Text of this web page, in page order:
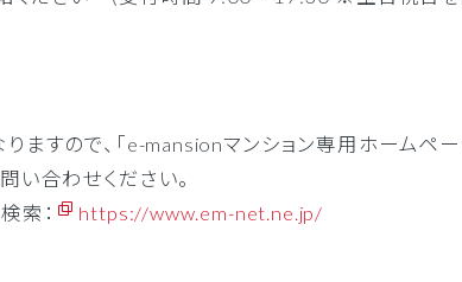
ますので、「e-mansionマンション専用ホームペー
い合わせください。
索：
https://www.em-net.ne.jp/